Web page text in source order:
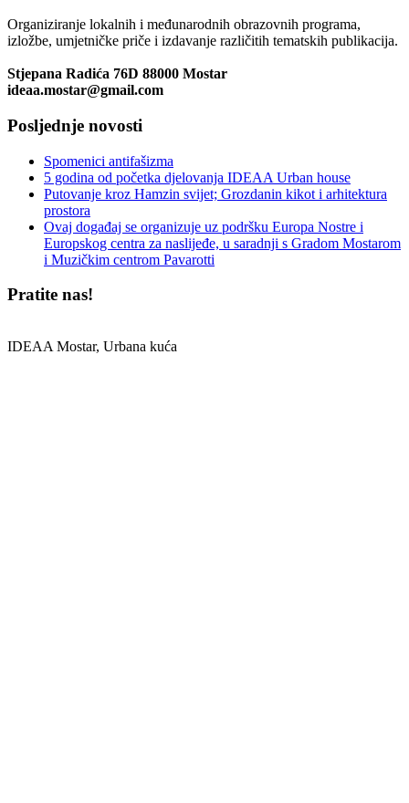
Organiziranje lokalnih i međunarodnih obrazovnih programa,
izložbe, umjetničke priče i izdavanje različitih tematskih publikacija.
Stjepana Radića 76D 88000 Mostar
ideaa.mostar@gmail.com
Posljednje novosti
Spomenici antifašizma
5 godina od početka djelovanja IDEAA Urban house
Putovanje kroz Hamzin svijet; Grozdanin kikot i arhitektura
prostora
Ovaj događaj se organizuje uz podršku Europa Nostre i
Europskog centra za naslijeđe, u saradnji s Gradom Mostarom
i Muzičkim centrom Pavarotti
Pratite nas!
IDEAA Mostar, Urbana kuća